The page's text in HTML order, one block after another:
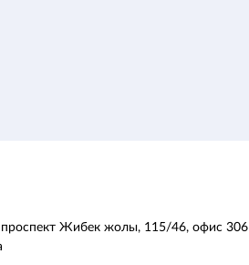
проспект Жибек жолы, 115/46, офис 306